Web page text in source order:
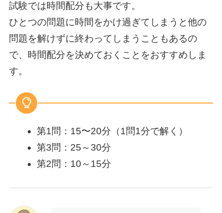
試験では時間配分も大事です。
ひとつの問題に時間をかけ過ぎてしまうと他の
問題を解けずに終わってしまうこともあるの
で、時間配分を決めておくことをおすすめしま
す。
第1問：15〜20分（1問1分で解く）
第3問：25～30分
第2問：10～15分